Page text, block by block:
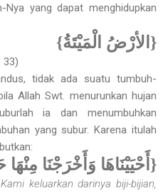
Nya yang dapat menghidupkan
{الأرْضُ الْمَيْتَةُ}
33)
tidak ada suatu tumbuh-
Allah Swt. menurunkan hujan
ia dan menumbuhkan
yang subur. Karena itulah
{أَحْيَيْنَاهَا وَأَخْرَجْنَا
keluarkan darinya biji-bijian,